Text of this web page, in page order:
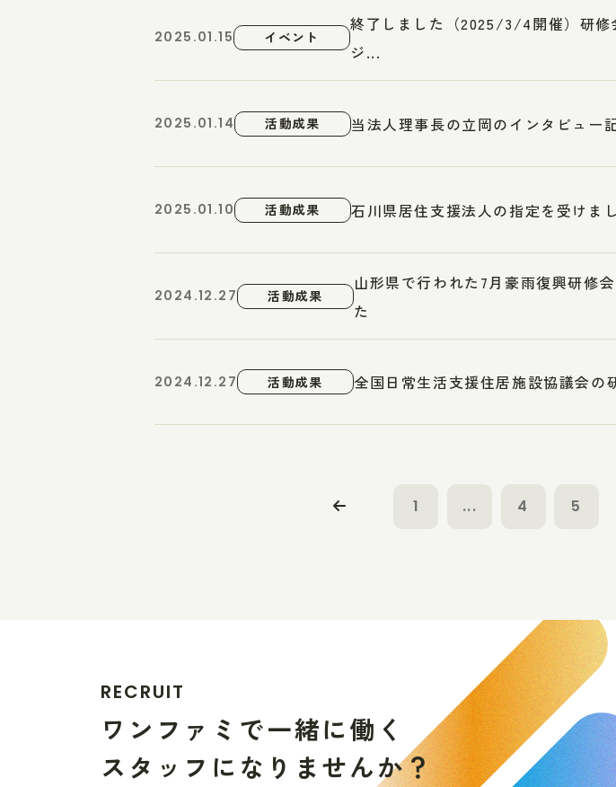
2025.01.15 イベント
終了しました（2025/3/4開催）研修
ジ...
2025.01.14 活動成果 当法人理事長の立岡のインタビュー
2025.01.10 活動成果 石川県居住支援法人の指定を受けま
2024.12.27 活動成果
山形県で行われた7月豪雨復興研修
た
2024.12.27 活動成果 全国日常生活支援住居施設協議会の
1 ... 4 5
RECRUIT
ワ ン フ ァ ミ で一緒に働 く
ス タ ッ フ に な り ませんか？